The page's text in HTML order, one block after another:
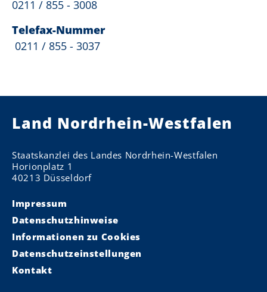
0211 / 855 - 3008
Telefax-Nummer
0211 / 855 - 3037
Land Nordrhein-Westfalen
Staatskanzlei des Landes Nordrhein-Westfalen
Horionplatz 1
40213 Düsseldorf
Impressum
Datenschutzhinweise
Informationen zu Cookies
Datenschutzeinstellungen
Kontakt